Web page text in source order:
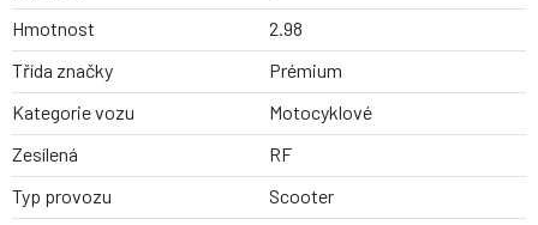
Hmotnost
2.98
Třída značky
Prémium
Kategorie vozu
Motocyklové
Zesílená
RF
Typ provozu
Scooter